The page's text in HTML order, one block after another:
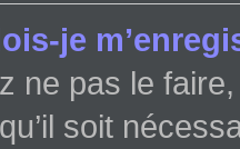
je
ne pas le
soit